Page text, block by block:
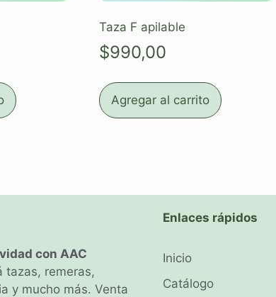
Taza F apilable
$990,00
Agregar al carrito
con AAC
tazas, remeras,
y mucho más. Venta
Enlaces rápidos
Inicio
Catálogo